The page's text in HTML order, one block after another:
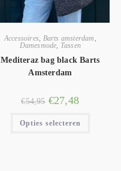
Accessoires, Barts amsterdam ,
Damesmode, Tassen
Mediteraz bag black Barts
Amsterdam
€54,95 €27,48
Opties selecteren